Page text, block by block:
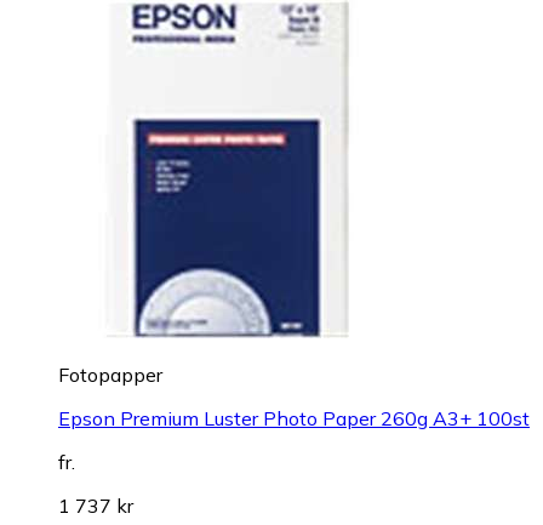
Fotopapper
Epson Premium Luster Photo Paper 260g A3+ 100st
fr.
1 737 kr